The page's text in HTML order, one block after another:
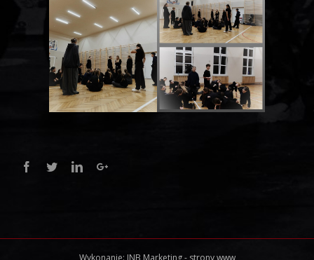
Facebook
TwitterLinkedinGoogle+
Wykonanie: INB Marketing- strony www